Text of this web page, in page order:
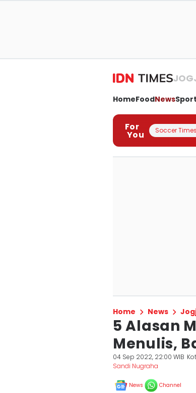
HomeFoodNewsSport
For
You Soccer Times
Home News
5 Alasan
Menulis,
04 Sep 2022, 22:00 WIB
Sandi Nugraha
News Channel